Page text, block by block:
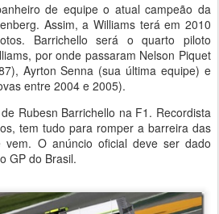
de equipe o atual campeão da
Assim, a Williams terá em 2010
Barrichello será o quarto piloto
por onde passaram Nelson Piquet
Ayrton Senna (sua última equipe) e
entre 2004 e 2005).
Rubesn Barrichello na F1. Recordista
tem tudo para romper a barreira das
O anúncio oficial deve ser dado
GP do Brasil.